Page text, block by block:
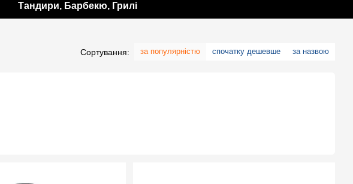
Тандири, Барбекю, Грилі
Сортування: за популярністю спочатку дешевше за назвою